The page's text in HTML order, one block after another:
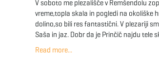
V soboto me plezališče v Remšendolu
vreme,topla skala in pogledi na okoliške
dolino,so bili res fantastični. V plezariji
Saša in jaz. Dobr da je Prinčič najdu tele
Read more...